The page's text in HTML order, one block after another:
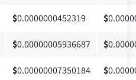
$0.0000000452319 $
$0.00000005936687 $
$0.00000007350184 $